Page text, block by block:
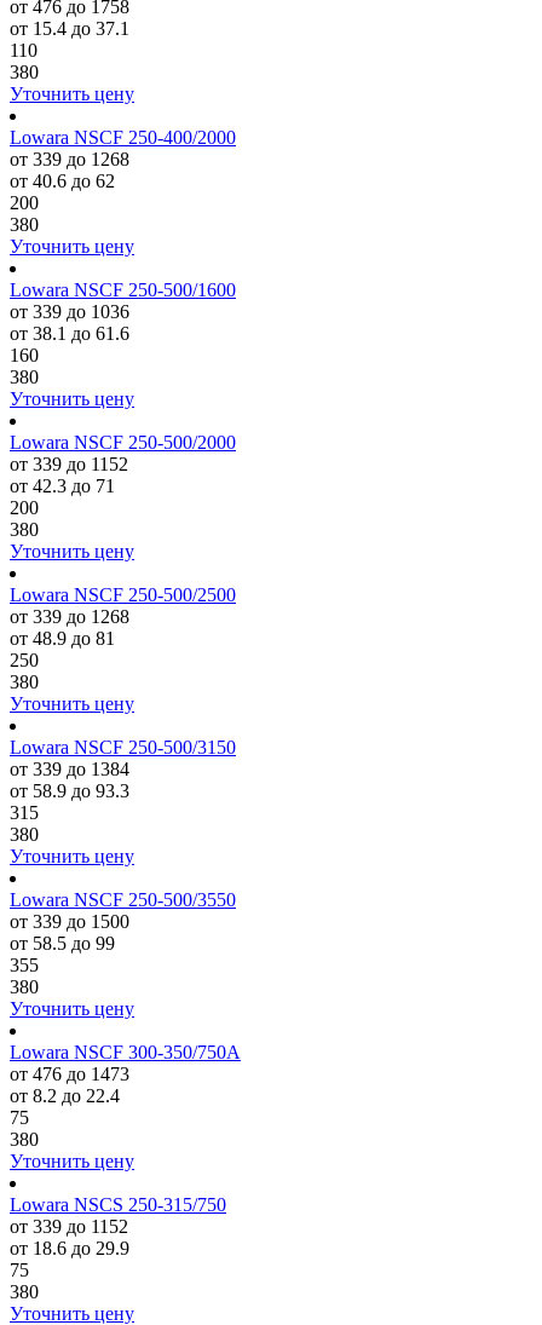
от 476 до 1758
от 15.4 до 37.1
110
380
Уточнить цену
Lowara NSCF 250-400/2000
от 339 до 1268
от 40.6 до 62
200
380
Уточнить цену
Lowara NSCF 250-500/1600
от 339 до 1036
от 38.1 до 61.6
160
380
Уточнить цену
Lowara NSCF 250-500/2000
от 339 до 1152
от 42.3 до 71
200
380
Уточнить цену
Lowara NSCF 250-500/2500
от 339 до 1268
от 48.9 до 81
250
380
Уточнить цену
Lowara NSCF 250-500/3150
от 339 до 1384
от 58.9 до 93.3
315
380
Уточнить цену
Lowara NSCF 250-500/3550
от 339 до 1500
от 58.5 до 99
355
380
Уточнить цену
Lowara NSCF 300-350/750A
от 476 до 1473
от 8.2 до 22.4
75
380
Уточнить цену
Lowara NSCS 250-315/750
от 339 до 1152
от 18.6 до 29.9
75
380
Уточнить цену